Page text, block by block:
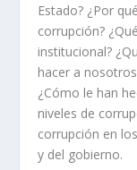
Estado? ¿Por
corrupción?
institucional?
hacer a
¿Cómo le han
niveles de
corrupción en
y del gobierno.